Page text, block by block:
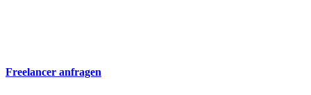
Freelancer anfragen